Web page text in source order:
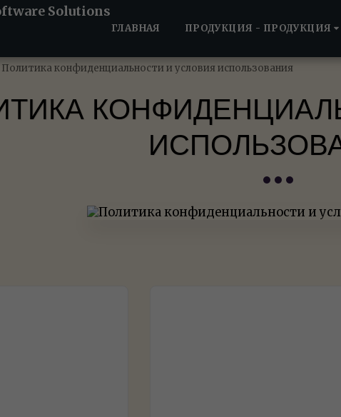
ГЛАВНАЯ ПРОДУКЦИЯ - ПРОДУКЦИЯ
Политика конфиденциальности и условия использования